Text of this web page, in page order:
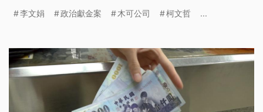
猜測回應，更突然崩潰啜泣，怒轟檢方偵訊態度與在
李文娟 政治獻金案 木可公司 柯文哲 ...